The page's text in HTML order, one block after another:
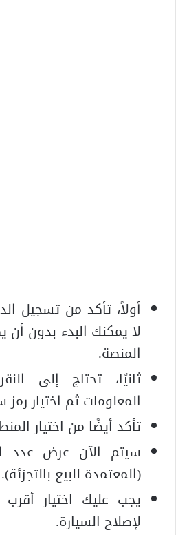
أولاً، تأكد من تسجيل
لا يمكنك البدء بدون
المنصة.
ثانيًا، تحتاج إلى
المعلومات ثم اختيار رمز
تأكد أيضًا من اختيار
سيتم الآن عرض عدد
(المعتمدة للبيع بالتجزئة).
يجب عليك اختيار
لإصلاح السيارة.